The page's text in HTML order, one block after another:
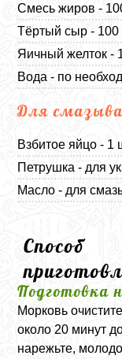
Смесь жиров -
Тёртый сыр - 100
Яичный желток -
Вода - по
Для
Взбитое яйцо - 1
Петрушка - для
Масло - для
Способ
Подготовка
Морковь
около 20 минут
нарежьте,